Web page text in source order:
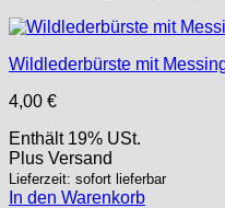
Wildlederbürste mit
4,00 €
Enthält 19% USt.
Plus Versand
Lieferzeit: sofort lieferbar
In den Warenkorb